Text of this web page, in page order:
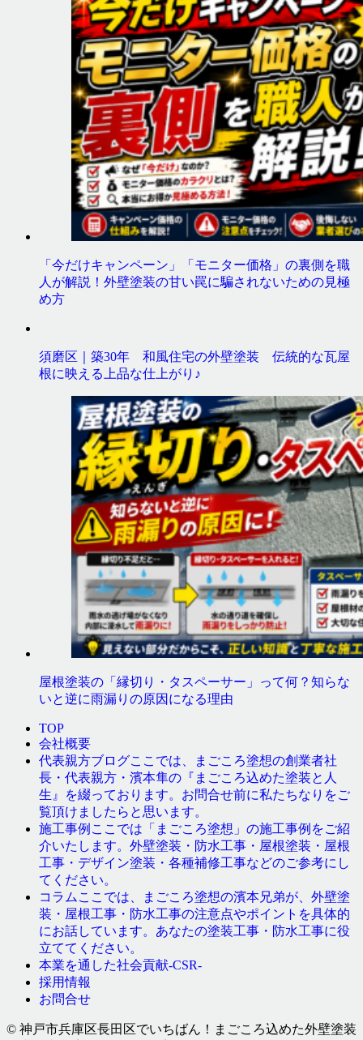
「今だけキャンペーン」「モニター価格」の裏側を職
人が解説！外壁塗装の甘い罠に騙されないための見極
め方
須磨区｜築30年 和風住宅の外壁塗装 伝統的な瓦屋
根に映える上品な仕上がり♪
屋根塗装の「縁切り・タスペーサー」って何？知らな
いと逆に雨漏りの原因になる理由
TOP
会社概要
代表親方ブログここでは、まごころ塗想の創業者社
長・代表親方・濱本隼の『まごころ込めた塗装と人
生』を綴っております。お問合せ前に私たちなりをご
覧頂けましたらと思います。
施工事例 ここでは「まごころ塗想」の施工事例をご紹
介いたします。外壁塗装・防水工事・屋根塗装・屋根
工事・デザイン塗装・各種補修工事などのご参考にし
てください。
コラム ここでは、まごころ塗想の濱本兄弟が、外壁塗
装・屋根工事・防水工事の注意点やポイントを具体的
にお話しています。あなたの塗装工事・防水工事に役
立ててください。
本業を通した社会貢献-CSR-
採用情報
お問合せ
© 神戸市兵庫区長田区でいちばん！まごころ込めた外壁塗装